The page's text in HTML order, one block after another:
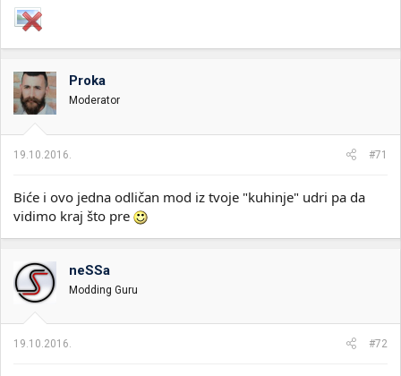
Proka
Moderator
19.10.2016. #71
Biće i ovo jedna odličan mod iz tvoje "kuhinje" udri pa da
vidimo kraj što pre
neSSa
Modding Guru
19.10.2016. #72